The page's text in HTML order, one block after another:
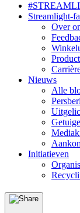
Streamlight-
Over
Nieuws
Alle
Initiatieven